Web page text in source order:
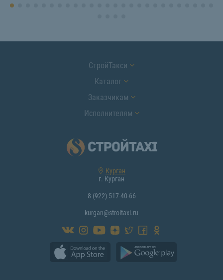
СтройТакси
Каталог
Заказчикам
Исполнителям
Курган
г. Курган
8 (922) 517-40-66
kurgan@stroitaxi.ru